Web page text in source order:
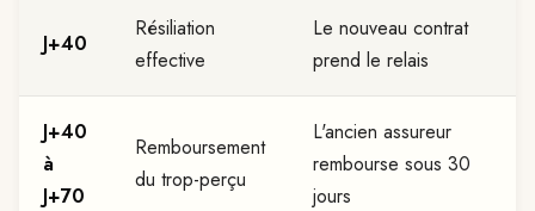
J+40
Résiliation
effective
Le nouveau contrat
prend le relais
J+40
à
J+70
Remboursement
du trop-perçu
L'ancien assureur
rembourse sous 30
jours